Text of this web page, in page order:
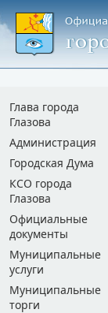
Глава города
Глазова
Администрация
Городская Дума
КСО города
Глазова
Официальные
документы
Муниципальные
услуги
Муниципальные
торги